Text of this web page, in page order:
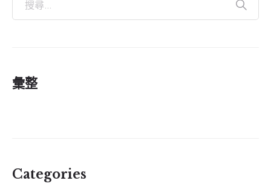
彙整
Categories